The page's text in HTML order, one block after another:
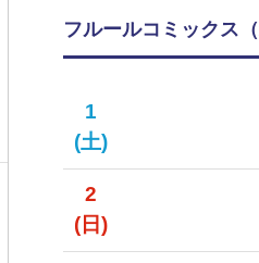
フルールコミックス
1
(土)
2
(日)